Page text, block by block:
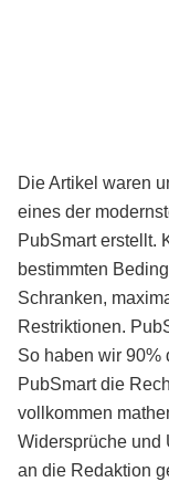
Die Artikel waren
eines der
PubSmart erstellt.
bestimmten
Schranken,
Restriktionen.
So haben wir 90%
PubSmart die
vollkommen
Widersprüche und
an die Redaktion